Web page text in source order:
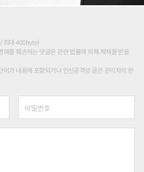
최대 400byte)
를 훼손하는 댓글은 관련 법률에 의해 제재를 받을
가 내용에 포함되거나 인신공격성 글은 관리자의 판